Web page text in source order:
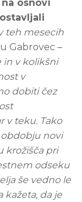
na osnovi
teh mesecih
Gabrovec –
in v kolikšni
v
dobiti čez
v teku. Tako
obdobju novi
krožišča pri
odseku
še vedno le
kažeta, da je